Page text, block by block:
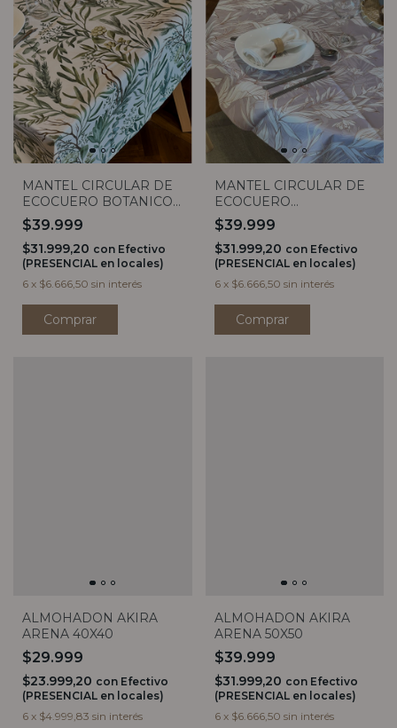
MANTEL CIRCULAR DE
ECOCUERO BOTANICO
1,40
$39.999
$31.999,20 con Efectivo
(PRESENCIAL en locales)
6 x $6.666,50 sin interés
Comprar
MANTEL CIRCULAR DE
ECOCUERO
ESTRELITZIA 1,40
$39.999
$31.999,20 con Efectivo
(PRESENCIAL en locales)
6 x $6.666,50 sin interés
Comprar
ALMOHADON AKIRA
ARENA 40X40
$29.999
$23.999,20 con Efectivo
(PRESENCIAL en locales)
6 x $4.999,83 sin interés
ALMOHADON AKIRA
ARENA 50X50
$39.999
$31.999,20 con Efectivo
(PRESENCIAL en locales)
6 x $6.666,50 sin interés